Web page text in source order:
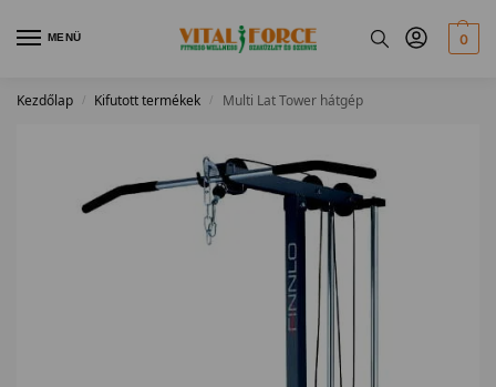
MENÜ 0
Kezdőlap / Kifutott termékek / Multi Lat Tower hátgép